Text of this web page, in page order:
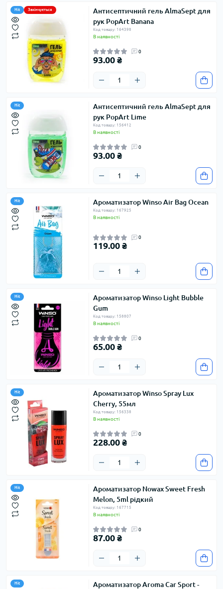
Hit Закінчується
Антисептичний гель AlmaSept для
рук PopArt Banana
Код товару: 164398
В наявності
0
93.00 ₴
Hit
Антисептичний гель AlmaSept для
рук PopArt Lime
Код товару: 156412
В наявності
0
93.00 ₴
Hit Ароматизатор Winso Air Bag Ocean
Код товару: 167925
В наявності
0
119.00 ₴
Hit
Ароматизатор Winso Light Bubble
Gum
Код товару: 158807
В наявності
0
65.00 ₴
Hit
Ароматизатор Winso Spray Lux
Cherry, 55мл
Код товару: 156338
В наявності
0
228.00 ₴
Hit
Ароматизатор Nowax Sweet Fresh
Melon, 5ml рідкий
Код товару: 167715
В наявності
0
87.00 ₴
Hit Ароматизатор Aroma Car Sport -